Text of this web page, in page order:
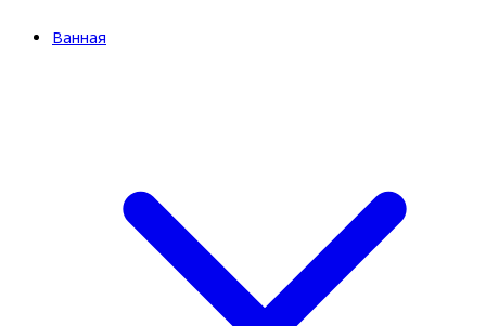
Ванная